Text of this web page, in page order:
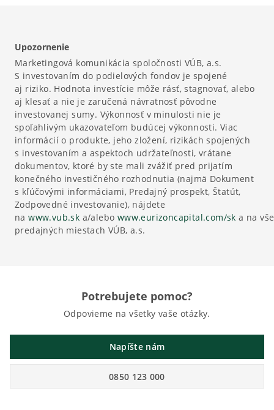
Upozornenie
Marketingová komunikácia spoločnosti VÚB, a.s.
S investovaním do podielových fondov je spojené
aj riziko. Hodnota investície môže rásť, stagnovať, alebo
aj klesať a nie je zaručená návratnosť pôvodne
investovanej sumy. Výkonnosť v minulosti nie je
spoľahlivým ukazovateľom budúcej výkonnosti. Viac
informácií o produkte, jeho zložení, rizikách spojených
s investovaním a aspektoch udržateľnosti, vrátane
dokumentov, ktoré by ste mali zvážiť pred prijatím
konečného investičného rozhodnutia (najmä Dokument
s kľúčovými informáciami, Predajný prospekt, Štatút,
Zodpovedné investovanie), nájdete
nawww.vub.sk a/alebo www.eurizoncapital.com/sk a na
predajných miestach VÚB, a.s.
Potrebujete pomoc?
Odpovieme na všetky vaše otázky.
Napíšte nám
0850 123 000